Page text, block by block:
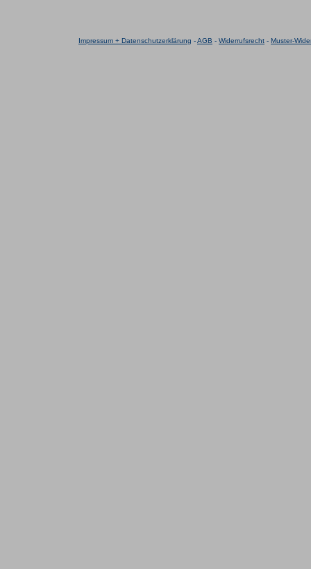
Impressum + Datenschutzerklärung -AGB - Widerrufsrecht - Muster-